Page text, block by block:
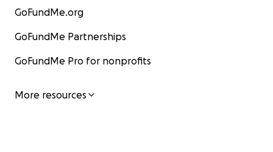
GoFundMe.org
GoFundMe Partnerships
GoFundMe Pro for nonprofits
More resources